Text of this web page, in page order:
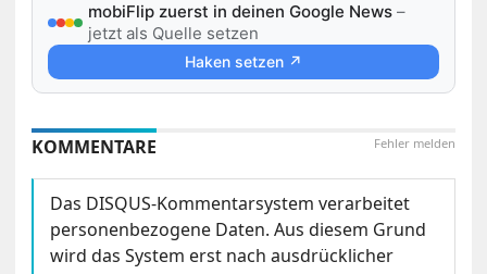
mobiFlip zuerst in deinen Google News –
jetzt als Quelle setzen
Haken setzen ↗
Fehler melden
KOMMENTARE
Das DISQUS-Kommentarsystem verarbeitet
personenbezogene Daten. Aus diesem Grund
wird das System erst nach ausdrücklicher